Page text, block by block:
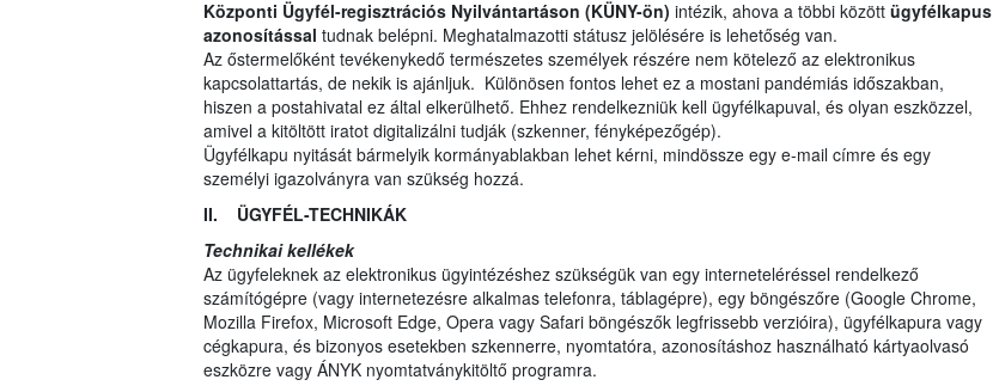
Központi Ügyfél-regisztrációs Nyilvántartáson (KÜNY-ön) intézik, ahova a többi között ügyfélkapus
azonosítással tudnak belépni. Meghatalmazotti státusz jelölésére is lehetőség van.
Az őstermelőként tevékenykedő természetes személyek részére nem kötelező az elektronikus
kapcsolattartás, de nekik is ajánljuk. Különösen fontos lehet ez a mostani pandémiás időszakban,
hiszen a postahivatal ez által elkerülhető. Ehhez rendelkezniük kell ügyfélkapuval, és olyan eszközzel,
amivel a kitöltött iratot digitalizálni tudják (szkenner, fényképezőgép).
Ügyfélkapu nyitását bármelyik kormányablakban lehet kérni, mindössze egy e-mail címre és egy
személyi igazolványra van szükség hozzá.
II. ÜGYFÉL-TECHNIKÁK
Technikai kellékek
Az ügyfeleknek az elektronikus ügyintézéshez szükségük van egy interneteléréssel rendelkező
számítógépre (vagy internetezésre alkalmas telefonra, táblagépre), egy böngészőre (Google Chrome,
Mozilla Firefox, Microsoft Edge, Opera vagy Safari böngészők legfrissebb verzióira), ügyfélkapura vagy
cégkapura, és bizonyos esetekben szkennerre, nyomtatóra, azonosításhoz használható kártyaolvasó
eszközre vagy ÁNYK nyomtatványkitöltő programra.